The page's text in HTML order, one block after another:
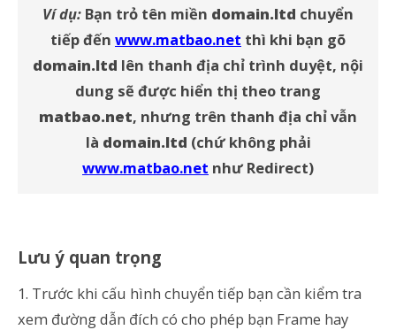
Ví dụ: Bạn trỏ tên miền domain.ltd chuyển
tiếp đến www.matbao.net thì khi bạn gõ
domain.ltd lên thanh địa chỉ trình duyệt, nội
dung sẽ được hiển thị theo trang
matbao.net, nhưng trên thanh địa chỉ vẫn
là domain.ltd (chứ không phải
www.matbao.net như Redirect)
Lưu ý quan trọng
1. Trước khi cấu hình chuyển tiếp bạn cần kiểm tra
xem đường dẫn đích có cho phép bạn Frame hay